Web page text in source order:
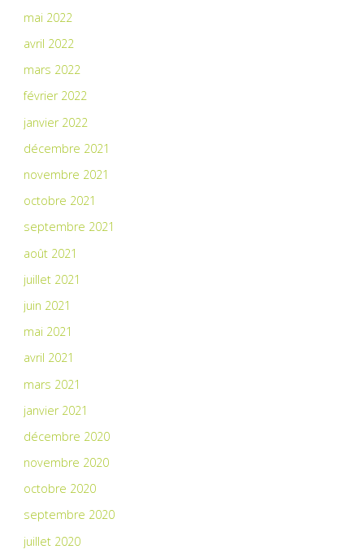
mai 2022
avril 2022
mars 2022
février 2022
janvier 2022
décembre 2021
novembre 2021
octobre 2021
septembre 2021
août 2021
juillet 2021
juin 2021
mai 2021
avril 2021
mars 2021
janvier 2021
décembre 2020
novembre 2020
octobre 2020
septembre 2020
juillet 2020